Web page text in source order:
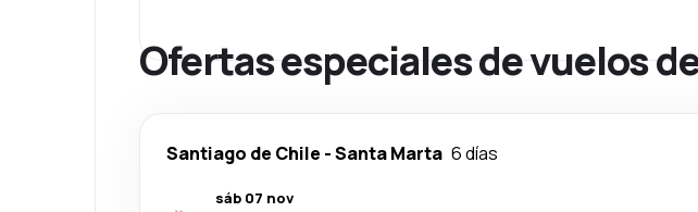
Ofertas especiales de vuelos
Santiago de Chile -Santa Marta 6 días
sáb 07 nov